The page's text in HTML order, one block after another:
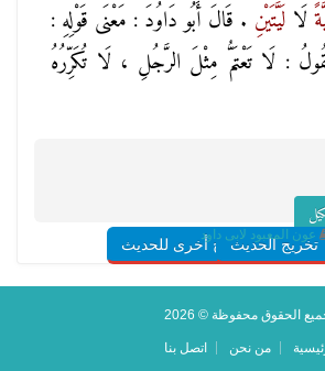
لَا لَيَّتَيْنِ . قَالَ أَبُو دَاوُدَ : مَعْنَى قَوْلِهِ :
: لَا تَعْتَمُّ مِثْلَ الرَّجُلِ ، لَا تُكَرِّرُهُ
تخريج الحديثشروح أخرى للحديث
عون المعبود لابى داود
الحقوق محفوظة © 2026
من نحن اتصل بنا